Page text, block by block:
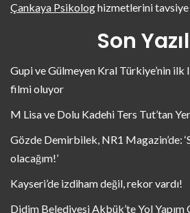
Çankaya Psikologhizmetlerini
Son
Gupi ve Gülmeyen Kral Türkiye’nin
filmi oluyor
M Lisa ve Dolu Kadehi Ters Tut’tan
Gözde Demirbilek, NR1 Magazin’de:
olacağım!’
Kayseri’de izdiham değil, rekor vardı!
Didim Belediyesi Akbük’te Yol Yapım